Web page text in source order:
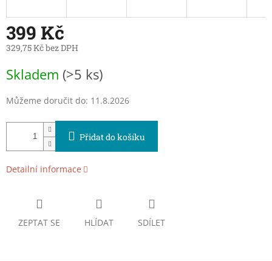
399 Kč
329,75 Kč bez DPH
cena:
Skladem (>5 ks)
Můžeme doručit do: 11.8.2026
Přidat do košíku
Detailní informace
ZEPTAT SE HLÍDAT SDÍLET